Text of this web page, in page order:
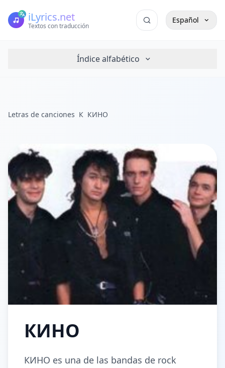
iLyrics.net
Textos con traducción
Español
Índice alfabético
Letras de canciones К КИНО
КИНО
КИНО es una de las bandas de rock